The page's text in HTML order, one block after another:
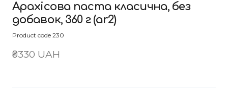
Арахісова паста класична, без
добавок, 360 г(ar2)
Product code 230
₴330 UAH